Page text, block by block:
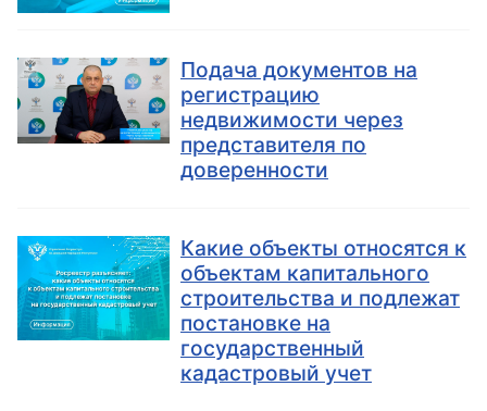
Подача документов на
регистрацию
недвижимости через
представителя по
доверенности
Какие объекты относятся к
объектам капитального
строительства и подлежат
постановке на
государственный
кадастровый учет